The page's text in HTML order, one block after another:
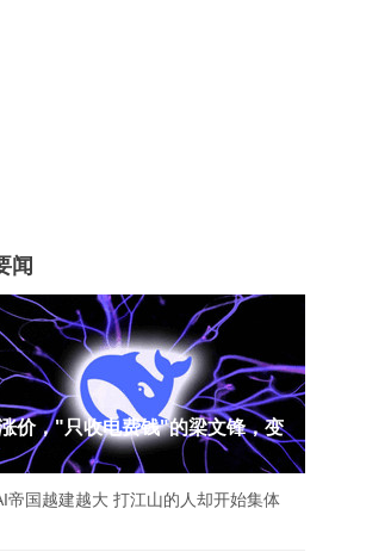
闻
价，"只收电费钱"的梁文锋，变
帝国越建越大 打江山的人却开始集体